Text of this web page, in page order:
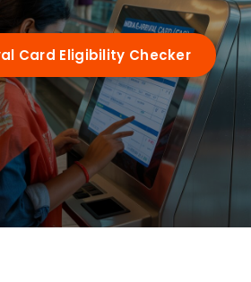
Card Eligibility Checker